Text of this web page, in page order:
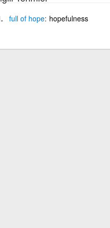
full of hope hopefulness